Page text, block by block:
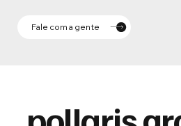
Fale com a gente